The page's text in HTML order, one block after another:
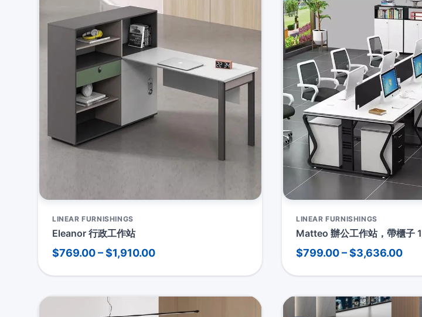
LINEAR FURNISHINGS
Eleanor 行政工作站
$769.00 – $1,910.00
LINEAR FURNISHINGS
Matteo 辦公工作站，帶櫃
$799.00 – $3,636.00